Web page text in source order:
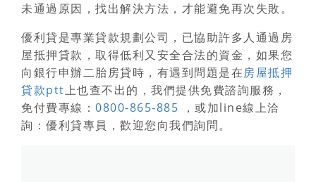
未通過原因，找出解決方法，才能避免再次失敗。
優利貸是專業貸款規劃公司，已協助許多人通過房
屋抵押貸款 ，取得低利又安全合法的資金，如果您
向銀行申辦二胎房貸時，有遇到問題是在房屋抵押
貸款ptt上也查不出的，我們提供免費諮詢服務，
免付費專線： 0800-865-885 ，或加line線上洽
詢：優利貸專員，歡迎您向我們詢問。